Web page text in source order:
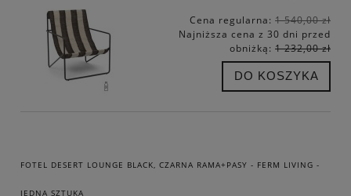
Cena regularna: 1 540,00 zł
Najniższa cena z 30 dni przed
obniżką: 1 232,00 zł
DO KOSZYKA
FOTEL DESERT LOUNGE BLACK, CZARNA RAMA+PASY - FERM LIVING -
JEDNA SZTUKA